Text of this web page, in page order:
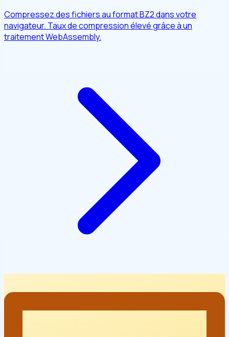
Compressez des fichiers au format BZ2 dans votre
navigateur. Taux de compression élevé grâce à un
traitement WebAssembly.